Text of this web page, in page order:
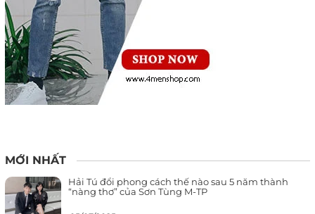
MỚI NHẤT
Hải Tú đổi phong cách thế nào sau 5 năm thành
“nàng thơ” của Sơn Tùng M-TP